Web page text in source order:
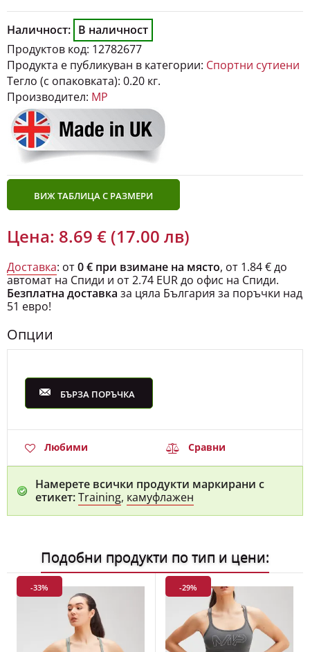
Наличност: В наличност
Продуктов код: 12782677
Продукта е публикуван в категории: Спортни сутиени
Тегло (с опаковката): 0.20 кг.
Производител: MP
ВИЖ ТАБЛИЦА С РАЗМЕРИ
Цена: 8.69 € (17.00 лв)
Доставка: от0 € при взимане на място, от 1.84 € до
автомат на Спиди и от 2.74 EUR до офис на Спиди.
Безплатна доставка за цяла България за поръчки над
51 евро!
Опции
БЪРЗА ПОРЪЧКА
Любими Сравни
Намерете всички продукти маркирани с
етикет:Training, камуфлажен
Подобни продукти по тип и цени:
-33% -29%